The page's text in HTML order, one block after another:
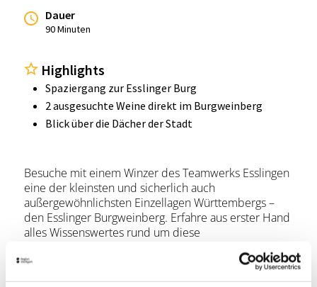
Dauer
90 Minuten
Highlights
Spaziergang zur Esslinger Burg
2 ausgesuchte Weine direkt im Burgweinberg
Blick über die Dächer der Stadt
Besuche mit einem Winzer des Teamwerks Esslingen
eine der kleinsten und sicherlich auch
außergewöhnlichsten Einzellagen Württembergs –
den Esslinger Burgweinberg. Erfahre aus erster Hand
alles Wissenswertes rund um diese
Burg, geniesse dabei zwei ausgesuchte Weine dieser